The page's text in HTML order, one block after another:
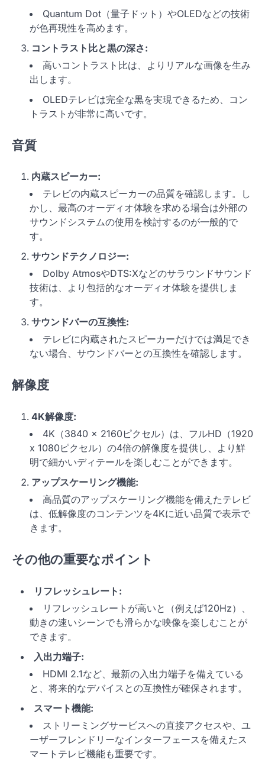
Quantum Dot（量子ドット）やOLEDなどの技術
が色再現性を高めます。
コントラスト比と黒の深さ:
高いコントラスト比は、よりリアルな画像を生み
出します。
OLEDテレビは完全な黒を実現できるため、コン
トラストが非常に高いです。
音質
内蔵スピーカー:
テレビの内蔵スピーカーの品質を確認します。し
かし、最高のオーディオ体験を求める場合は外部の
サウンドシステムの使用を検討するのが一般的で
す。
サウンドテクノロジー:
Dolby AtmosやDTS:Xなどのサラウンドサウンド
技術は、より包括的なオーディオ体験を提供しま
す。
サウンドバーの互換性:
テレビに内蔵されたスピーカーだけでは満足でき
ない場合、サウンドバーとの互換性を確認します。
解像度
4K解像度:
4K（3840 x 2160ピクセル）は、フルHD（1920
x 1080ピクセル）の4倍の解像度を提供し、より鮮
明で細かいディテールを楽しむことができます。
アップスケーリング機能:
高品質のアップスケーリング機能を備えたテレビ
は、低解像度のコンテンツを4Kに近い品質で表示で
きます。
その他の重要なポイント
リフレッシュレート:
リフレッシュレートが高いと（例えば120Hz）、
動きの速いシーンでも滑らかな映像を楽しむことが
できます。
入出力端子:
HDMI 2.1など、最新の入出力端子を備えている
と、将来的なデバイスとの互換性が確保されます。
スマート機能:
ストリーミングサービスへの直接アクセスや、ユ
ーザーフレンドリーなインターフェースを備えたス
マートテレビ機能も重要です。